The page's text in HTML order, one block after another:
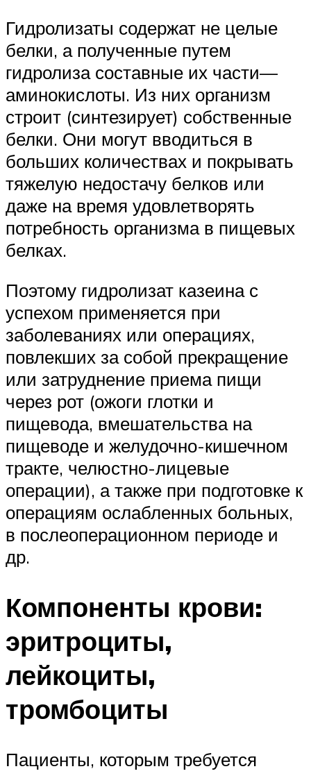
Гидролизаты содержат не целые
белки, а полученные путем
гидролиза составные их части—
аминокислоты. Из них организм
строит (синтезирует) собственные
белки. Они могут вводиться в
больших количествах и покрывать
тяжелую недостачу белков или
даже на время удовлетворять
потребность организма в пищевых
белках.
Поэтому гидролизат казеина с
успехом применяется при
заболеваниях или операциях,
повлекших за собой прекращение
или затруднение приема пищи
через рот (ожоги глотки и
пищевода, вмешательства на
пищеводе и желудочно-кишечном
тракте, челюстно-лицевые
операции), а также при подготовке к
операциям ослабленных больных,
в послеоперационном периоде и
др.
Компоненты крови:
эритроциты,
лейкоциты,
тромбоциты
Пациенты, которым требуется